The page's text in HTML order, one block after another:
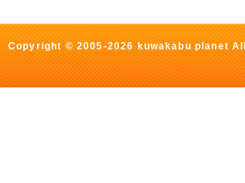
Copyright © 2005-2026 kuwakabu planet